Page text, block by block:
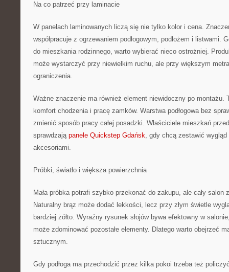
Na co patrzeć przy laminacie
W panelach laminowanych liczą się nie tylko kolor i cena.
współpracuje z ogrzewaniem podłogowym, podłożem i listwami.
do mieszkania rodzinnego, warto wybierać nieco ostrożniej.
może wystarczyć przy niewielkim ruchu, ale przy większym
ograniczenia.
Ważne znaczenie ma również element niewidoczny po montażu.
komfort chodzenia i pracę zamków. Warstwa podłogowa bez
zmienić sposób pracy całej posadzki. Właściciele mieszkań
sprawdzają panele Quickstep Gdańsk, gdy chcą zestawić
akcesoriami.
Próbki, światło i większa powierzchnia
Mała próbka potrafi szybko przekonać do zakupu, ale cały salon
Naturalny brąz może dodać lekkości, lecz przy złym świetle
bardziej żółto. Wyraźny rysunek słojów bywa efektowny w
może zdominować pozostałe elementy. Dlatego warto obejrzeć
sztucznym.
Gdy podłoga ma przechodzić przez kilka pokoi trzeba też